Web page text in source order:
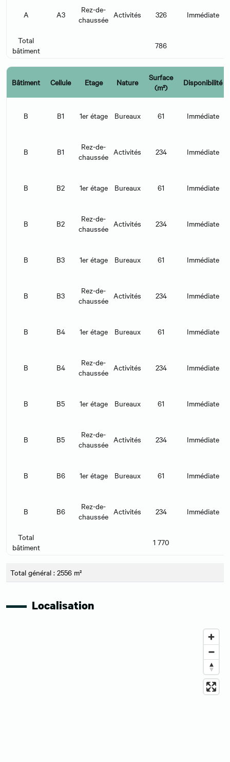
A A3
Rez-de-
chaussée Activités 326 Immédiate
Total
bâtiment
786
Bâtiment Cellule Etage Nature
Surface
(m²)
Disponibilité
B B1 1er étage Bureaux 61 Immédiate
B B1
Rez-de-
chaussée Activités 234 Immédiate
B B2 1er étage Bureaux 61 Immédiate
B B2
Rez-de-
chaussée Activités 234 Immédiate
B B3 1er étage Bureaux 61 Immédiate
B B3
Rez-de-
chaussée Activités 234 Immédiate
B B4 1er étage Bureaux 61 Immédiate
B B4
Rez-de-
chaussée Activités 234 Immédiate
B B5 1er étage Bureaux 61 Immédiate
B B5
Rez-de-
chaussée Activités 234 Immédiate
B B6 1er étage Bureaux 61 Immédiate
B B6
Rez-de-
chaussée Activités 234 Immédiate
Total
bâtiment
1 770
Total général : 2556 m²
Localisation